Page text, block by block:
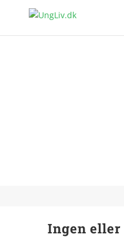
Ingen